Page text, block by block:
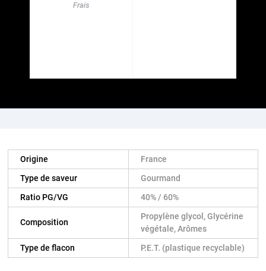
Frais
Origine
France
Type de saveur
Gourmand
Ratio PG/VG
40% / 60%
Composition
Propylène glycol, Glycérine
végétale, Arômes
Type de flacon
P.E.T. (plastique recyclable)